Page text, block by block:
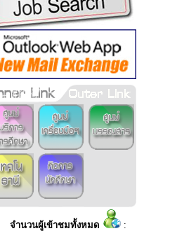
จำนวนผู้เข้าชมทั้งหมด :